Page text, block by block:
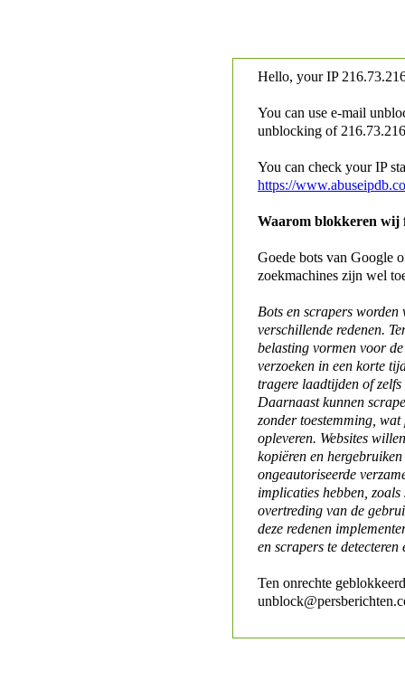
Hello, your IP
You can use e-mail
unblocking of
You can check your IP
https://
Waarom blokkeren wij
Goede bots van Google
zoekmachines zijn wel
Bots en scrapers worden
verschillende redenen.
belasting vormen voor
verzoeken in een korte
tragere laadtijden of
Daarnaast kunnen
zonder toestemming,
opleveren. Websites
kopiëren en
ongeautoriseerde
implicaties hebben,
overtreding van de
deze redenen
en scrapers te detecteren
Ten onrechte